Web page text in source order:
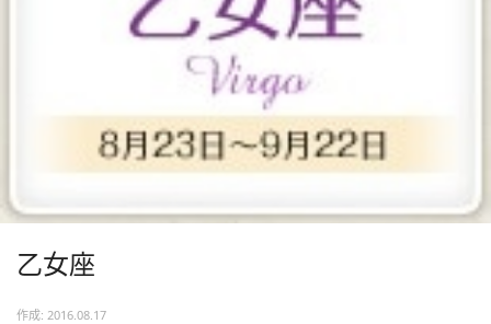
乙女座
作成: 2016.08.17